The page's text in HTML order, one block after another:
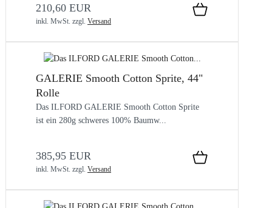
210,60 EUR
inkl. MwSt. zzgl. Versand
GALERIE Smooth Cotton Sprite, 44"
Rolle
Das ILFORD GALERIE Smooth Cotton Sprite
ist ein 280g schweres 100% Baumw...
385,95 EUR
inkl. MwSt. zzgl. Versand